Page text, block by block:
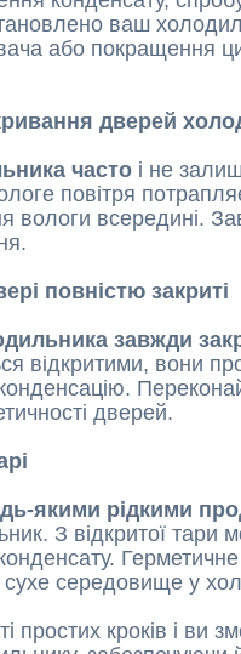
ваш
або покращення
дверей
часто і не
повітря
вологи всередині.
повністю закриті
завжди
відкритими, вони
дверей.
якими рідкими
З відкритої тари
Герметичне
середовище у
простих кроків і ви